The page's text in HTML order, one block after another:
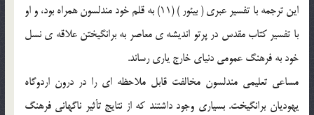
اين ترجمه با تفسير عبري ( بيئور ) (11) به قلم خود مندلسون همراه بود، و او
با تفسير كتاب مقدس در پرتو انديشه ي معاصر به برانگيختن علاقه ي نسل
خود به فرهنگ عمومي دنياي خارج ياري رساند.
مساعي تعليمي مندلسون مخالفت قابل ملاحظه اي را در درون اردوگاه
يهوديان برانگيخت. بسياري وجود داشتند كه از نتايج تأثير ناگهاني فرهنگ